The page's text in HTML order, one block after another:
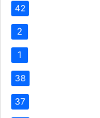
42
2
1
38
37